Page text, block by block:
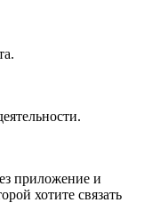
приложение и
хотите связать